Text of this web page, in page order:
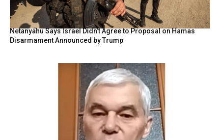
Netanyahu Says Israel Didn’t Agree to Proposal on Hamas
Disarmament Announced by Trump